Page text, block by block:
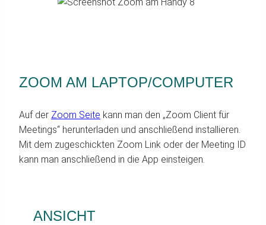
ZOOM AM LAPTOP/COMPUTER
Auf der Zoom Seite kann man den „Zoom Client für
Meetings“ herunterladen und anschließend installieren.
Mit dem zugeschickten Zoom Link oder der Meeting ID
kann man anschließend in die App einsteigen.
ANSICHT